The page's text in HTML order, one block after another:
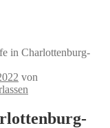
in Charlottenburg-
von